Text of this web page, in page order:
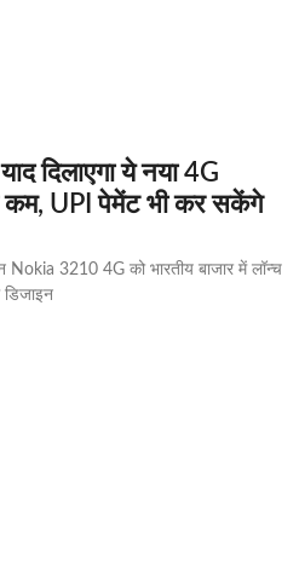
दिलाएगा ये नया 4G
UPI पेमेंट भी कर सकेंगे
3210 4G को भारतीय बाजार में लॉन्च